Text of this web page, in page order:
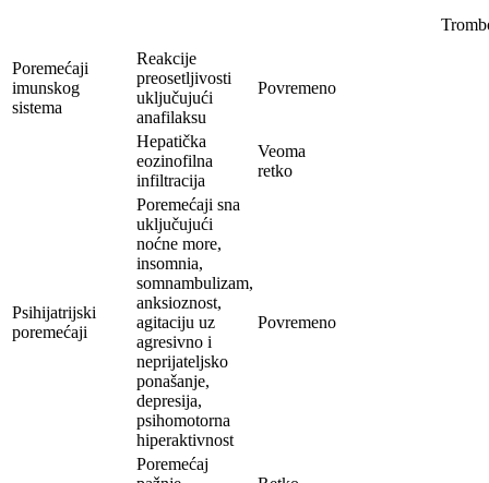
Poremećaji
imunskog
sistema
Reakcije
preosetljivosti
uključujući
anafilaksu
Povremeno
Hepatička
eozinofilna
infiltracija
Veoma
retko
Psihijatrijski
poremećaji
Poremećaji sna
uključujući
noćne more,
insomnia,
somnambulizam,
anksioznost,
agitaciju uz
agresivno i
neprijateljsko
ponašanje,
depresija,
psihomotorna
hiperaktivnost
Povremeno
Poremećaj